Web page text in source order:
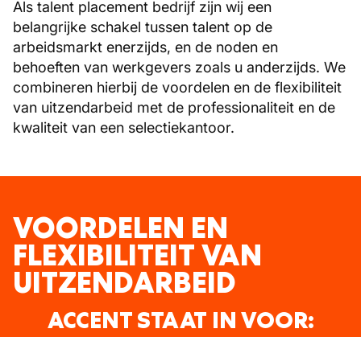
Als talent placement bedrijf zijn wij een
belangrijke schakel tussen talent op de
arbeidsmarkt enerzijds, en de noden en
behoeften van werkgevers zoals u anderzijds. We
combineren hierbij de voordelen en de flexibiliteit
van uitzendarbeid met de professionaliteit en de
kwaliteit van een selectiekantoor.
VOORDELEN EN
FLEXIBILITEIT VAN
UITZENDARBEID
ACCENT STAAT IN VOOR: